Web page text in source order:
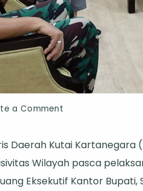
a Comment
Kukar
Pimpin
Rakor
Daerah Kutai
Wilayah pasca
Eksekutif Kantor